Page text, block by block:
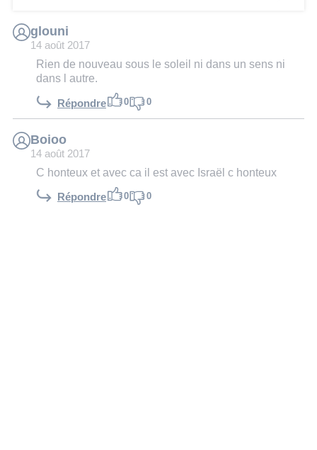
glouni
14 août 2017
Rien de nouveau sous le soleil ni dans un sens ni
dans l autre.
Répondre 0 0
Boioo
14 août 2017
C honteux et avec ca il est avec Israël c honteux
Répondre 0 0